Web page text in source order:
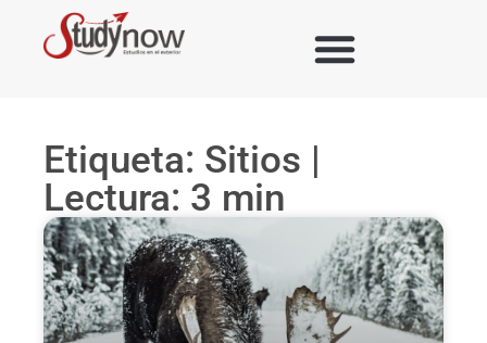
Etiqueta: Sitios |
Lectura: 3 min